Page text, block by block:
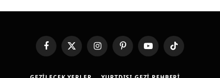
FacebookX
(Twitter)
InstagramPinterestYouTubeTikTok